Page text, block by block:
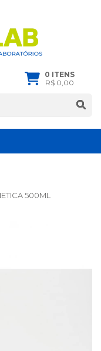
0 ITENS
R$ 0,00
500ML